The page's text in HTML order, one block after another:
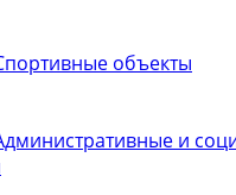
объекты
и